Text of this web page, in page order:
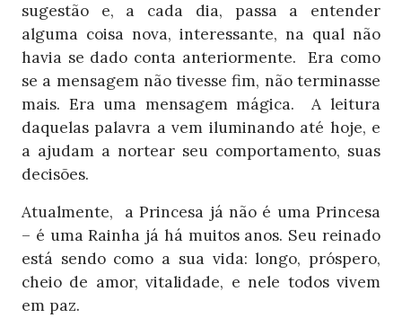
sugestão e, a cada dia, passa a entender
alguma coisa nova, interessante, na qual não
havia se dado conta anteriormente. Era como
se a mensagem não tivesse fim, não terminasse
mais. Era uma mensagem mágica. A leitura
daquelas palavra a vem iluminando até hoje, e
a ajudam a nortear seu comportamento, suas
decisões.
Atualmente, a Princesa já não é uma Princesa
– é uma Rainha já há muitos anos. Seu reinado
está sendo como a sua vida: longo, próspero,
cheio de amor, vitalidade, e nele todos vivem
em paz.